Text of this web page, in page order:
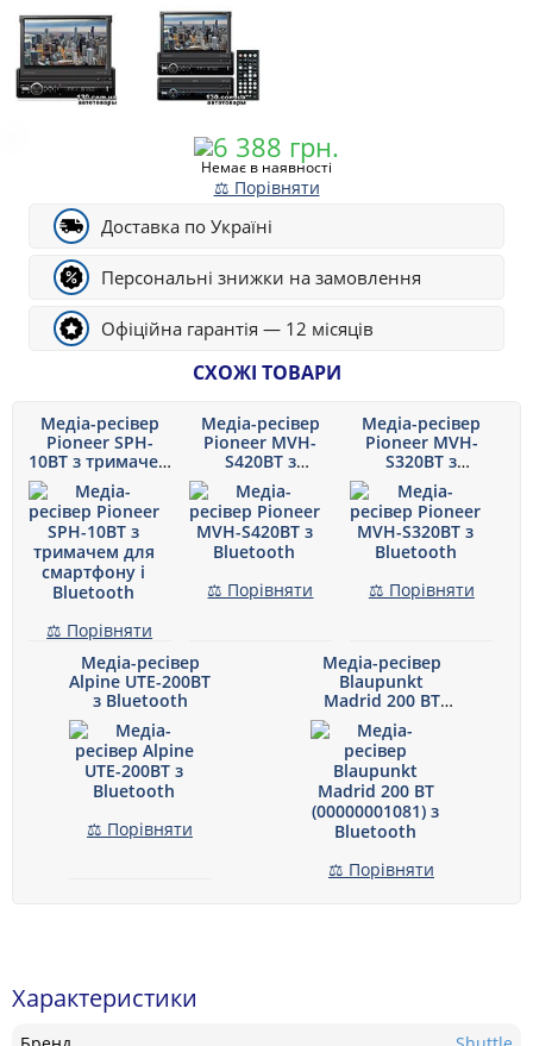
Немає в наявності
⚖ Порівняти
Доставка по Україні
Персональні знижки на замовлення
Офіційна гарантія — 12 місяців
СХОЖІ ТОВАРИ
Медіа-ресівер
Pioneer SPH-
10BT з тримачем
для смартфону і
Bluetooth
⚖ Порівняти
Медіа-ресівер
Pioneer MVH-
S420BT з
Bluetooth
⚖ Порівняти
Медіа-ресівер
Pioneer MVH-
S320BT з
Bluetooth
⚖ Порівняти
Медіа-ресівер
Alpine UTE-200BT
з Bluetooth
⚖ Порівняти
Медіа-ресівер
Blaupunkt
Madrid 200 BT
(00000001081) з
Bluetooth
⚖ Порівняти
Характеристики